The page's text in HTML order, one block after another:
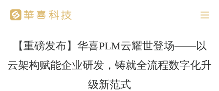
【重磅发布】华喜PLM云耀世登场——以
云架构赋能企业研发，铸就全流程数字化升
级新范式